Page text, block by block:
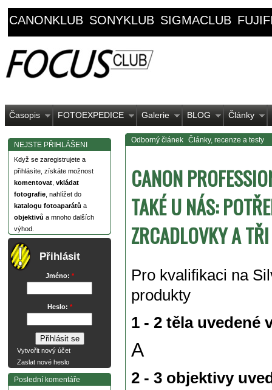
CANONKLUB SONYKLUB SIGMACLUB
Časopis FOTOEXPEDICE Galerie BLOG Články
NEJSTE PŘIHLÁŠENI
Když se zaregistrujete a
přihlásíte, získáte možnost
komentovat vkládat
fotografie , nahlížet do
katalogu fotoaparátů a
objektivů a mnoho dalších
výhod.
Přihlásit
Jméno: *
Heslo: *
Vytvořit nový účet
Zaslat nové heslo
Poslední komentáře
Odborný článek Články, recenze a testy
CANON
TAKÉ U NÁS:
ZRCADLOVKY A
Pro kvalifikaci na
produkty
1 - 2 těla uvedené
A
2 - 3 objektivy